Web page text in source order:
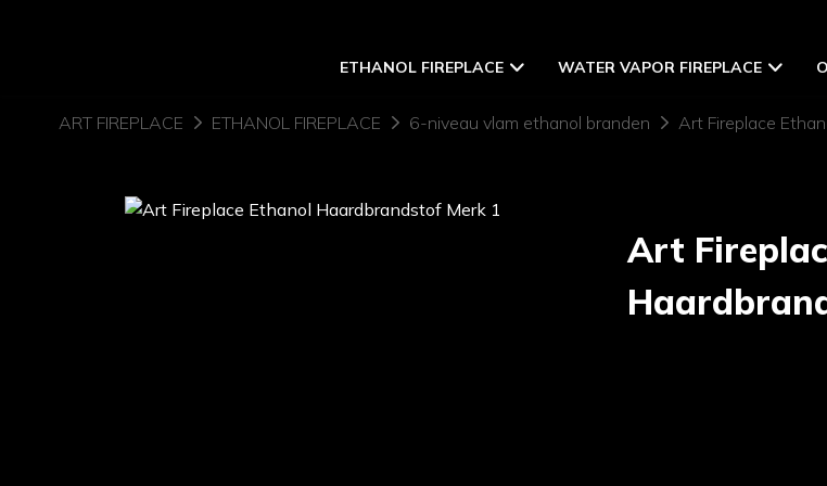
ETHANOL FIREPLACE WATER VAPOR FIREPLACE
ART FIREPLACE ETHANOL FIREPLACE 6-niveau vlam ethanol branden Art Fireplace
Art